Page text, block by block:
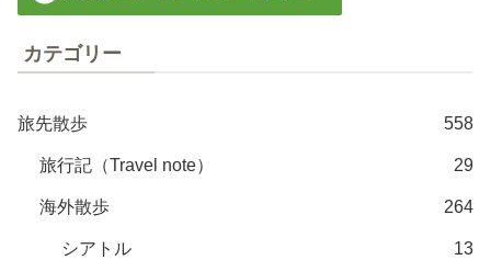
カテゴリー
旅先散歩 558
旅行記（Travel note） 29
海外散歩 264
シアトル 13